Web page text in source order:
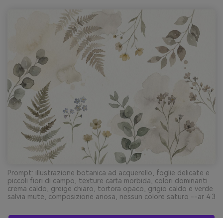
Prompt: illustrazione botanica ad acquerello, foglie delicate e
piccoli fiori di campo, texture carta morbida, colori dominanti
crema caldo, greige chiaro, tortora opaco, grigio caldo e verde
salvia mute, composizione ariosa, nessun colore saturo --ar 4:3